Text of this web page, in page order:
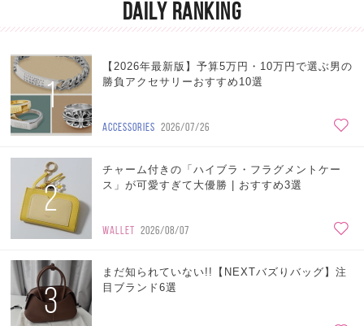
DAILY RANKING
1
【2026年最新版】予算5万円・10万円で選ぶ男の
勝負アクセサリーおすすめ10選
ACCESSORIES 2026/07/26
2
チャーム付きの「ハイブラ・フラグメントケー
ス」が可愛すぎて大優勝 | おすすめ3選
WALLET 2026/08/07
3
まだ知られていない!!【NEXTバズりバッグ】注
目ブランド6選